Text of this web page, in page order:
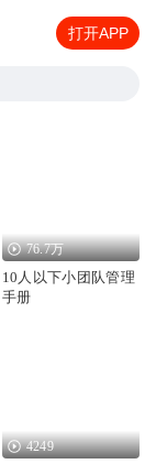
打开APP
76.7万
10人以下小团队管理
手册
4249